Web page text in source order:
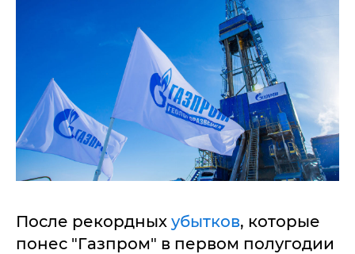
После рекордных убытков, которые
понес "Газпром" в первом полугодии